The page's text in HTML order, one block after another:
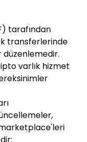
tarafından
transferlerinde
düzenlemedir.
varlık hizmet